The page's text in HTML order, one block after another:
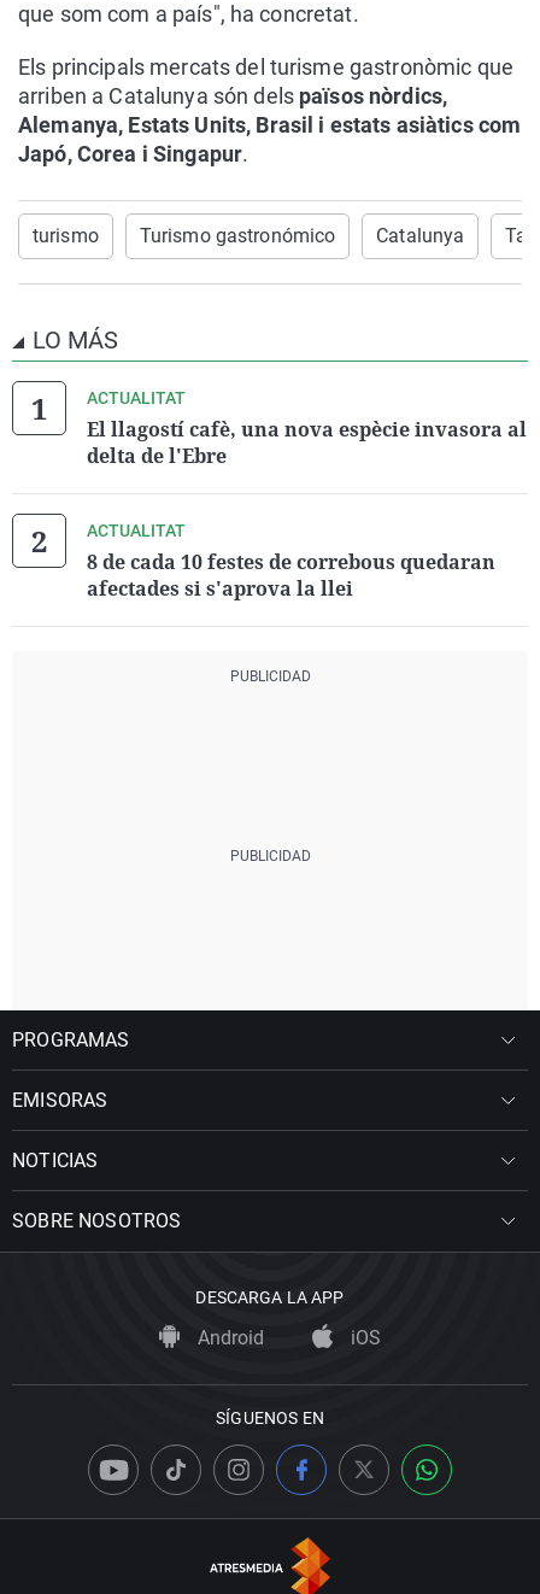
que som com a país", ha concretat.
Els principals mercats del turisme gastronòmic que
arriben a Catalunya són dels països nòrdics,
Alemanya, Estats Units, Brasil i estats asiàtics com
Japó, Corea i Singapur.
turismo Turismo gastronómico Catalunya
LO MÁS
ACTUALITAT
El llagostí cafè, una nova espècie invasora al
delta de l'Ebre
ACTUALITAT
8 de cada 10 festes de correbous quedaran
afectades si s'aprova la llei
PROGRAMAS
EMISORAS
NOTICIAS
SOBRE NOSOTROS
DESCARGA LA APP
Android iOS
SÍGUENOS EN